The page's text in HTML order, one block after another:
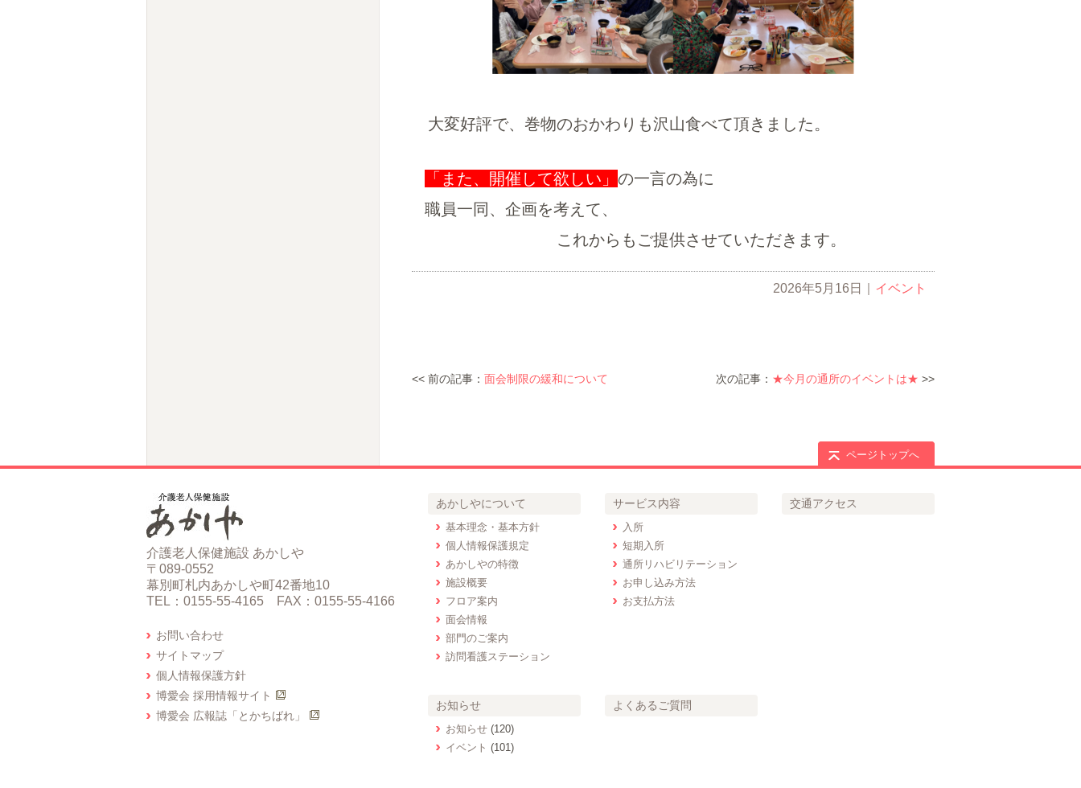
大変好評で、巻物のおかわりも沢山食べて頂きました。
「また、開催して欲しい」 の一言の為に
職員一同、企画を考えて、
これからもご提供させていただきます。
2026年5月16日 イベント
次の記事： ★今月の通所のイベントは★ >>
<< 前の記事： 面会制限の緩和について
ページトップへ
介護老人保健施設 あかしや
〒089-0552
幕別町札内あかしや町42番地10
TEL：0155-55-4165 FAX：0155-55-4166
お問い合わせ
サイトマップ
個人情報保護方針
博愛会 採用情報サイト
博愛会 広報誌「とかちばれ」
あかしやについて
基本理念・基本方針
個人情報保護規定
あかしやの特徴
施設概要
フロア案内
面会情報
部門のご案内
訪問看護ステーション
サービス内容
入所
短期入所
通所リハビリテーション
お申し込み方法
お支払方法
交通アクセス
お知らせ
お知らせ (120)
イベント (101)
よくあるご質問